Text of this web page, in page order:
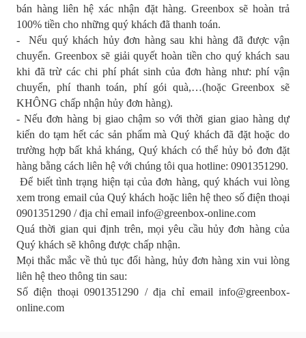
bán hàng liên hệ xác nhận đặt hàng. Greenbox sẽ hoàn trả
100% tiền cho những quý khách đã thanh toán.
- Nếu quý khách hủy đơn hàng sau khi hàng đã được vận
chuyển. Greenbox sẽ giải quyết hoàn tiền cho quý khách sau
khi đã trừ các chi phí phát sinh của đơn hàng như: phí vận
chuyển, phí thanh toán, phí gói quà,…(hoặc Greenbox sẽ
KHÔNG chấp nhận hủy đơn hàng).
- Nếu đơn hàng bị giao chậm so với thời gian giao hàng dự
kiến do tạm hết các sản phẩm mà Quý khách đã đặt hoặc do
trường hợp bất khả kháng, Quý khách có thể hủy bỏ đơn đặt
hàng bằng cách liên hệ với chúng tôi qua hotline: 0901351290.
Để biết tình trạng hiện tại của đơn hàng, quý khách vui lòng
xem trong email của Quý khách hoặc liên hệ theo số điện thoại
0901351290 / địa chỉ email info@greenbox-online.com
Quá thời gian qui định trên, mọi yêu cầu hủy đơn hàng của
Quý khách sẽ không được chấp nhận.
Mọi thắc mắc về thủ tục đổi hàng, hủy đơn hàng xin vui lòng
liên hệ theo thông tin sau:
Số điện thoại 0901351290 / địa chỉ email info@greenbox-
online.com